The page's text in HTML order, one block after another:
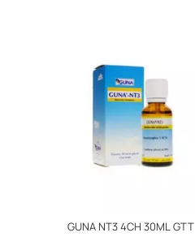
GUNA NT3 4CH 30ML GTT